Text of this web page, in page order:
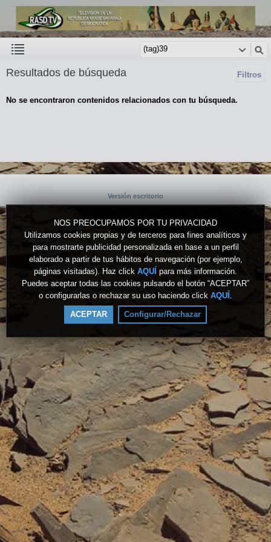
NOS PREOCUPAMOS POR TU PRIVACIDAD
Utilizamos cookies propias y de terceros para fines analíticos y
para mostrarte publicidad personalizada en base a un perfil
elaborado a partir de tus hábitos de navegación (por ejemplo,
páginas visitadas). Haz click AQUÍ para más información.
Puedes aceptar todas las cookies pulsando el botón “ACEPTAR”
o configurarlas o rechazar su uso haciendo click AQUÍ .
ACEPTAR Configurar/Rechazar
Filtros
Resultados de búsqueda
No se encontraron contenidos relacionados con tu búsqueda.
Versión escritorio